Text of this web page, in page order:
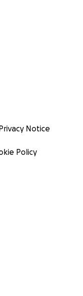
Notice
Policy